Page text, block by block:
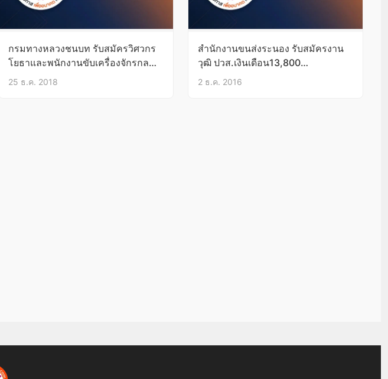
กรมทางหลวงชนบท รับสมัครวิศวกร
โยธาและพนักงานขับเครื่องจักรกล
ขนาดกลาง 7-11ม.ค.62
25 ธ.ค. 2018
สำนักงานขนส่งระนอง รับสมัครงาน
วุฒิ ปวส.เงินเดือน13,800
บัดนี้-9ธ.ค.59
2 ธ.ค. 2016